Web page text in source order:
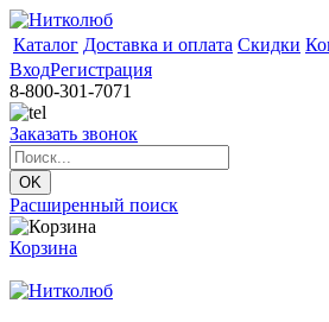
Каталог Доставка и оплата Скидки
ВходРегистрация
8-800-301-7071
Заказать звонок
Расширенный поиск
Корзина